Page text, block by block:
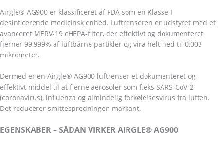
Airgle® AG900 er klassificeret af FDA som en Klasse I
desinficerende medicinsk enhed. Luftrenseren er udstyret med et
avanceret MERV-19 cHEPA-filter, der effektivt og dokumenteret
fjerner 99,999% af luftbårne partikler og vira helt ned til 0,003
mikrometer.
Dermed er en Airgle® AG900 luftrenser et dokumenteret og
effektivt middel til at fjerne aerosoler som f.eks SARS-CoV-2
(coronavirus), influenza og almindelig forkølelsesvirus fra luften.
Det reducerer smittespredningen markant.
EGENSKABER – SÅDAN VIRKER AIRGLE® AG900